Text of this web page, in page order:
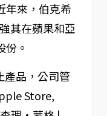
年來，伯克希
其在蘋果和亞
。